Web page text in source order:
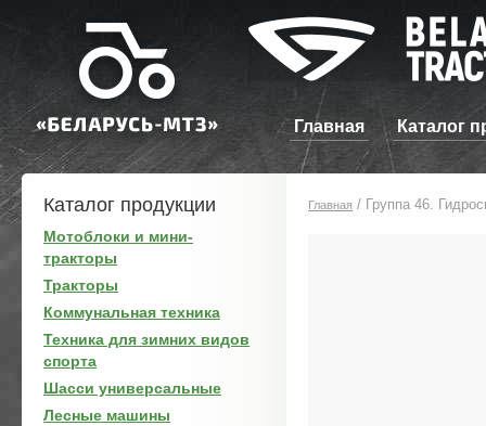
Главная Каталог
Каталог продукции
Мотоблоки и мини-
тракторы
Тракторы
Коммунальная техника
Техника для зимних видов
спорта
Шасси универсальные
Лесные машины
Главная / Группа 46.